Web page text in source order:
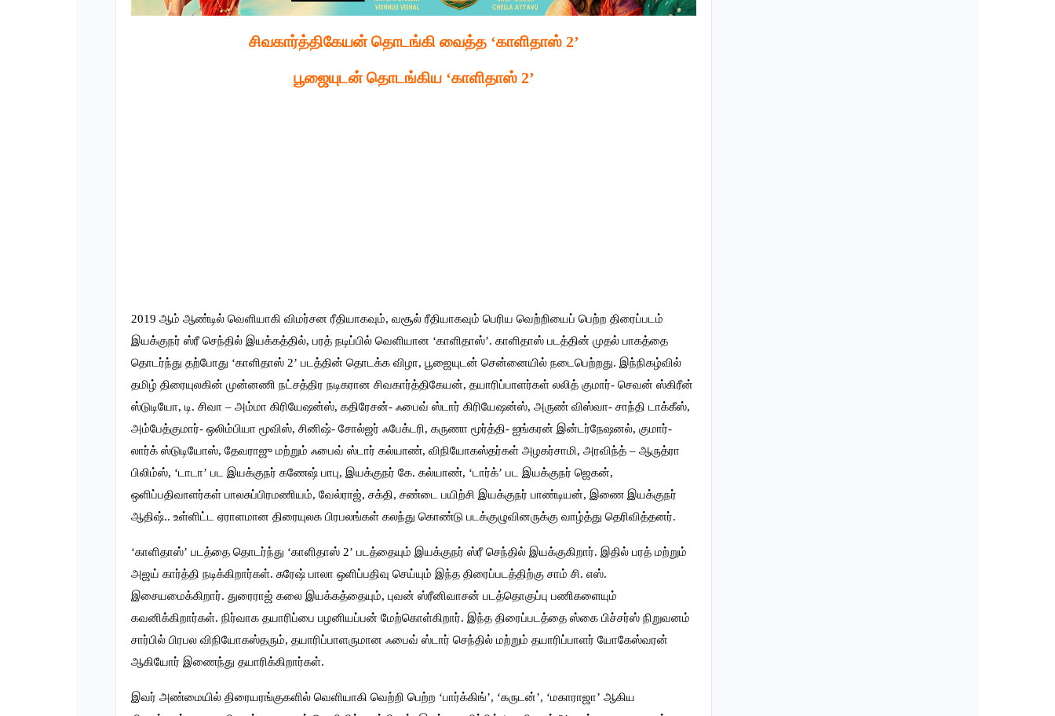
சிவகார்த்திகேயன் தொடங்கி வைத்த ‘காளிதாஸ் 2’
பூஜையுடன் தொடங்கிய ‘காளிதாஸ் 2’
2019 ஆம் ஆண்டில் வெளியாகி விமர்சன ரீதியாகவும், வசூல் ரீதியாகவும் பெரிய வெற்றியைப் பெற்ற திரைப்படம்
இயக்குநர் ஸ்ரீ செந்தில் இயக்கத்தில், பரத் நடிப்பில் வெளியான ‘காளிதாஸ்’. காளிதாஸ் படத்தின் முதல் பாகத்தை
தொடர்ந்து தற்போது ‘காளிதாஸ் 2’ படத்தின் தொடக்க விழா, பூஜையுடன் சென்னையில் நடைபெற்றது. இந்நிகழ்வில்
தமிழ் திரையுலகின் முன்னணி நட்சத்திர நடிகரான சிவகார்த்திகேயன், தயாரிப்பாளர்கள் லலித் குமார்- செவன் ஸ்கிரீன்
ஸ்டுடியோ, டி. சிவா – அம்மா கிரியேஷன்ஸ், கதிரேசன்- ஃபைவ் ஸ்டார் கிரியேஷன்ஸ், அருண் விஸ்வா- சாந்தி டாக்கீஸ்,
அம்பேத்குமார்- ஒலிம்பியா மூவிஸ், சினிஷ்- சோல்ஜர் ஃபேக்டரி, கருணா மூர்த்தி- ஐங்கரன் இன்டர்நேஷனல், குமார்-
லார்க் ஸ்டுடியோஸ், தேவராஜு மற்றும் ஃபைவ் ஸ்டார் கல்யாண், விநியோகஸ்தர்கள் அழகர்சாமி, அரவிந்த் – ஆருத்ரா
பிலிம்ஸ், ‘டாடா’ பட இயக்குநர் கணேஷ் பாபு, இயக்குநர் கே. கல்யாண், ‘டார்க்’ பட இயக்குநர் ஜெகன்,
ஒளிப்பதிவாளர்கள் பாலசுப்பிரமணியம், வேல்ராஜ், சக்தி, சண்டை பயிற்சி இயக்குநர் பாண்டியன், இணை இயக்குநர்
ஆதிஷ்.. உள்ளிட்ட ஏராளமான திரையுலக பிரபலங்கள் கலந்து கொண்டு படக்குழுவினருக்கு வாழ்த்து தெரிவித்தனர்.
‘காளிதாஸ்’ படத்தை தொடர்ந்து ‘காளிதாஸ் 2’ படத்தையும் இயக்குநர் ஸ்ரீ செந்தில் இயக்குகிறார்.‌ இதில் பரத் மற்றும்
அஜய் கார்த்தி நடிக்கிறார்கள். சுரேஷ் பாலா ஒளிப்பதிவு செய்யும் இந்த திரைப்படத்திற்கு சாம் சி. எஸ்.
இசையமைக்கிறார். துரைராஜ் கலை இயக்கத்தையும், புவன் ஸ்ரீனிவாசன் படத்தொகுப்பு பணிகளையும்
கவனிக்கிறார்கள். நிர்வாக தயாரிப்பை பழனியப்பன் மேற்கொள்கிறார். இந்த திரைப்படத்தை ஸ்கை பிச்சர்ஸ் நிறுவனம்
சார்பில் பிரபல விநியோகஸ்தரும், தயாரிப்பாளருமான ஃபைவ் ஸ்டார் செந்தில் மற்றும் தயாரிப்பாளர் யோகேஸ்வரன்
ஆகியோர் இணைந்து தயாரிக்கிறார்கள்.
இவர் அண்மையில் திரையரங்குகளில் வெளியாகி வெற்றி பெற்ற ‘பார்க்கிங்’, ‘கருடன்’, ‘மகாராஜா’ ஆகிய